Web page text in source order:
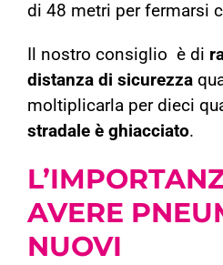
di 48 metri per fermarsi
Il nostro consiglio è di r
distanza di sicurezza
moltiplicarla per dieci
stradale è ghiacciato.
AVERE
NUOVI